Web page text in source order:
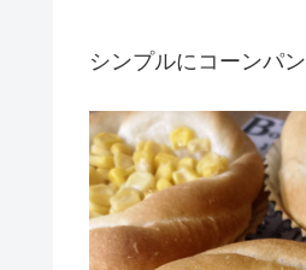
シンプルにコーンパン